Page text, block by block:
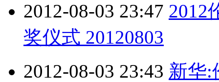
2012-08-03 23:47 2012
奖仪式 20120803
2012-08-03 23:43 新华: